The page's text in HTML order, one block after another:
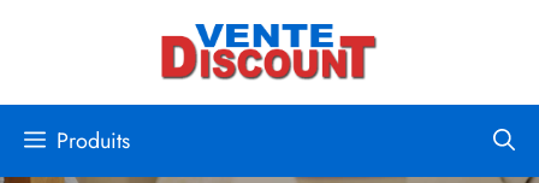
Produits